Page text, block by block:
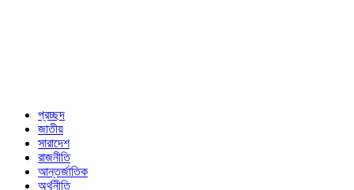
প্রচ্ছদ
জাতীয়
সারাদেশ
রাজনীতি
আন্তর্জাতিক
অর্থনীতি